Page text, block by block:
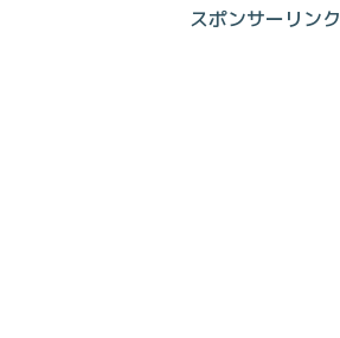
スポンサーリンク